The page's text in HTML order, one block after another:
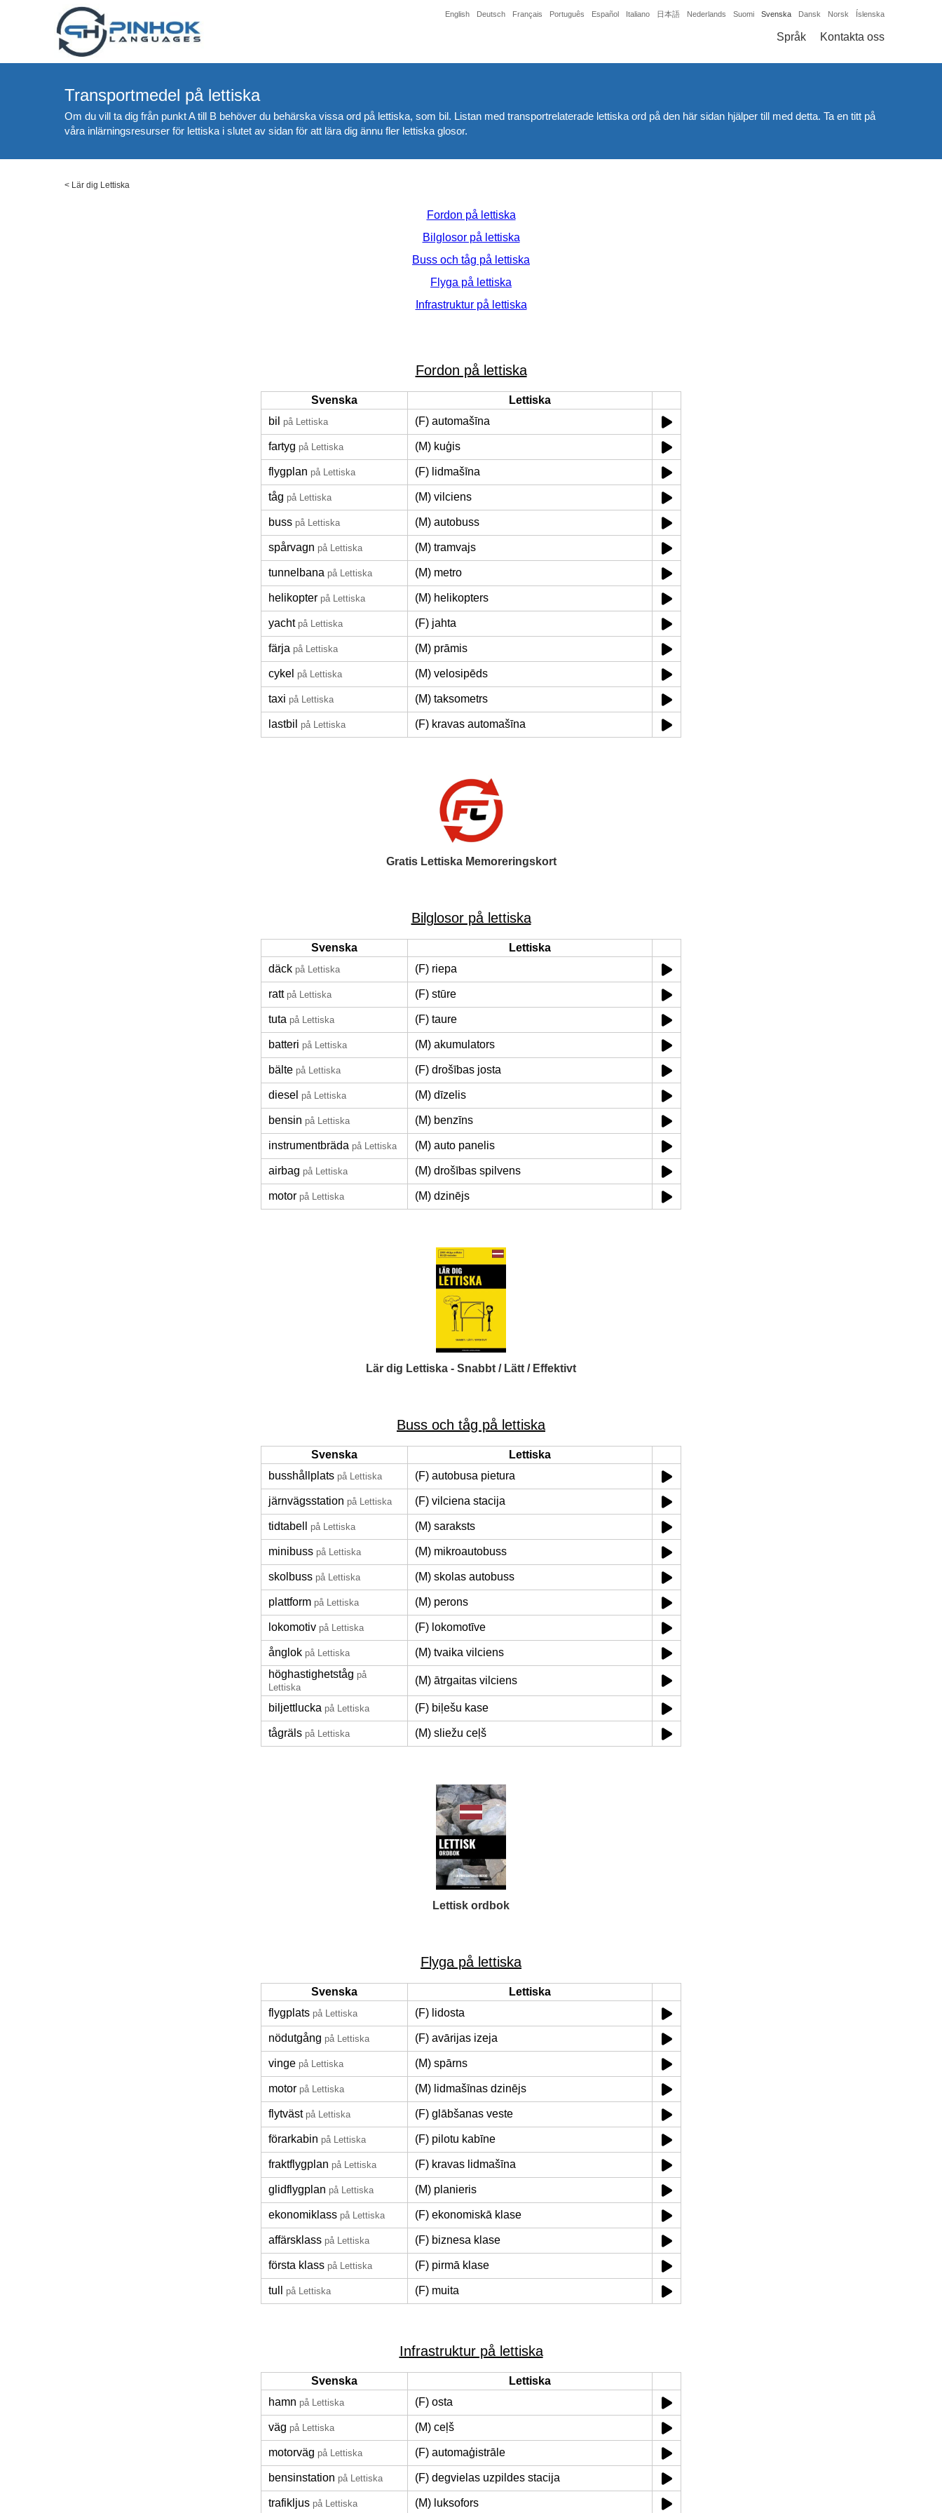
English Deutsch Français Português Español Italiano 日本語 Nederlands Suomi Svenska Dansk Norsk Íslenska
Språk Kontakta oss
Transportmedel på lettiska
Om du vill ta dig från punkt A till B behöver du behärska vissa ord på lettiska, som bil. Listan med transportrelaterade lettiska ord på den här sidan hjälper till med detta. Ta en titt på
våra inlärningsresurser för lettiska i slutet av sidan för att lära dig ännu fler lettiska glosor.
< Lär dig Lettiska
Fordon på lettiska
Bilglosor på lettiska
Buss och tåg på lettiska
Flyga på lettiska
Infrastruktur på lettiska
Fordon på lettiska
Svenska
Lettiska
bil
på Lettiska (F) automašīna
fartyg på Lettiska (M) kuģis
flygplan på Lettiska (F) lidmašīna
tåg på Lettiska (M) vilciens
buss på Lettiska (M) autobuss
spårvagn på Lettiska (M) tramvajs
tunnelbana på Lettiska (M) metro
helikopter på Lettiska (M) helikopters
yacht på Lettiska (F) jahta
färja på Lettiska (M) prāmis
cykel på Lettiska (M) velosipēds
taxi på Lettiska (M) taksometrs
lastbil på Lettiska (F) kravas automašīna
Gratis Lettiska Memoreringskort
Bilglosor på lettiska
Svenska
Lettiska
däck på Lettiska (F) riepa
ratt på Lettiska (F) stūre
tuta på Lettiska (F) taure
batteri på Lettiska (M) akumulators
bälte på Lettiska (F) drošības josta
diesel på Lettiska (M) dīzelis
bensin på Lettiska (M) benzīns
instrumentbräda på Lettiska (M) auto panelis
airbag på Lettiska (M) drošības spilvens
motor på Lettiska (M) dzinējs
Lär dig Lettiska - Snabbt / Lätt / Effektivt
Buss och tåg på lettiska
Svenska
Lettiska
busshållplats på Lettiska (F) autobusa pietura
järnvägsstation på Lettiska (F) vilciena stacija
tidtabell på Lettiska (M) saraksts
minibuss på Lettiska (M) mikroautobuss
skolbuss på Lettiska (M) skolas autobuss
plattform på Lettiska (M) perons
lokomotiv på Lettiska (F) lokomotīve
ånglok på Lettiska
(M) tvaika vilciens
höghastighetståg på
Lettiska
(M) ātrgaitas vilciens
biljettlucka på Lettiska (F) biļešu kase
tågräls på Lettiska (M) sliežu ceļš
Lettisk ordbok
Flyga på lettiska
Svenska
Lettiska
flygplats på Lettiska (F) lidosta
nödutgång på Lettiska (F) avārijas izeja
vinge på Lettiska (M) spārns
motor på Lettiska (M) lidmašīnas dzinējs
flytväst på Lettiska (F) glābšanas veste
förarkabin på Lettiska (F) pilotu kabīne
fraktflygplan på Lettiska (F) kravas lidmašīna
glidflygplan på Lettiska (M) planieris
ekonomiklass på Lettiska (F) ekonomiskā klase
affärsklass på Lettiska (F) biznesa klase
första klass på Lettiska (F) pirmā klase
tull på Lettiska (F) muita
Infrastruktur på lettiska
Svenska
Lettiska
hamn på Lettiska (F) osta
väg på Lettiska (M) ceļš
motorväg på Lettiska (F) automaģistrāle
bensinstation på Lettiska (F) degvielas uzpildes stacija
trafikljus på Lettiska (M) luksofors